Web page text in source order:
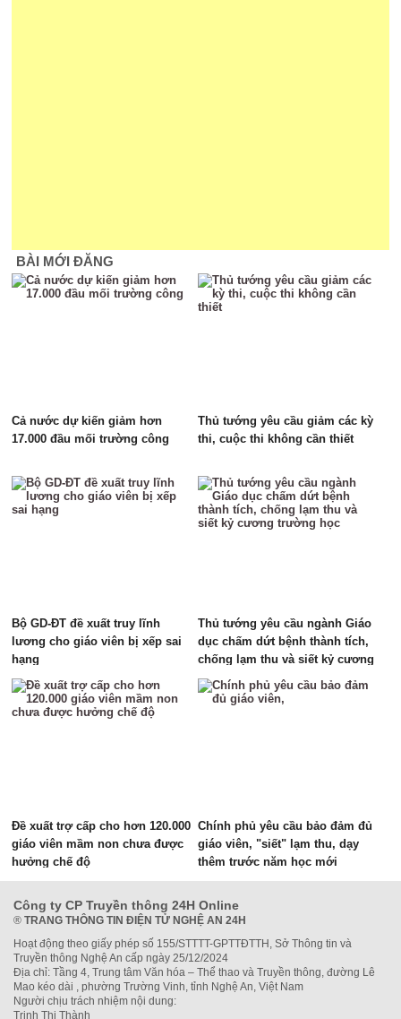
BÀI MỚI ĐĂNG
Cả nước dự kiến giảm hơn
17.000 đầu mối trường công
Thủ tướng yêu cầu giảm các kỳ
thi, cuộc thi không cần thiết
Bộ GD-ĐT đề xuất truy lĩnh
lương cho giáo viên bị xếp sai
hạng
Thủ tướng yêu cầu ngành Giáo
dục chấm dứt bệnh thành tích,
chống lạm thu và siết kỷ cương
trường học
Đề xuất trợ cấp cho hơn 120.000
giáo viên mầm non chưa được
hưởng chế độ
Chính phủ yêu cầu bảo đảm đủ
giáo viên, "siết" lạm thu, dạy
thêm trước năm học mới
Công ty CP Truyền thông 24H Online
® TRANG THÔNG TIN ĐIỆN TỬ NGHỆ AN 24H
Hoạt động theo giấy phép số 155/STTTT-GPTTĐTTH, Sở Thông tin và
Truyền thông Nghệ An cấp ngày 25/12/2024
Địa chỉ: Tầng 4, Trung tâm Văn hóa – Thể thao và Truyền thông, đường Lê
Mao kéo dài , phường Trường Vinh, tỉnh Nghệ An, Việt Nam
Người chịu trách nhiệm nội dung:
Trịnh Thị Thành